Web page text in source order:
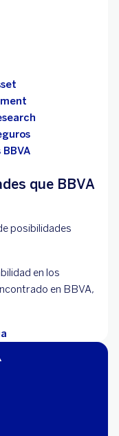
que BBVA
posibilidades
en los
en BBVA,